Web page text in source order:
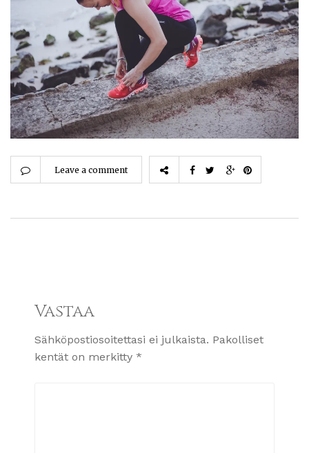
Leave a comment
Vastaa
Sähköpostiosoitettasi ei julkaista. Pakolliset
kentät on merkitty *